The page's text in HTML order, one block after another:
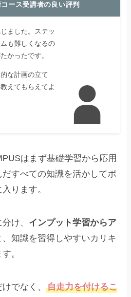
ース受講者の良い評判
ました。ステッ
も難しくなるの
かったです。
な計画の立て
えてもらえてよ
はまず基礎学習から応用
すべての知識を活かしてポ
ります。
け、 インプット学習からア
、知識を習得しやすいカリキ
。
けでなく、自走力を付けるこ